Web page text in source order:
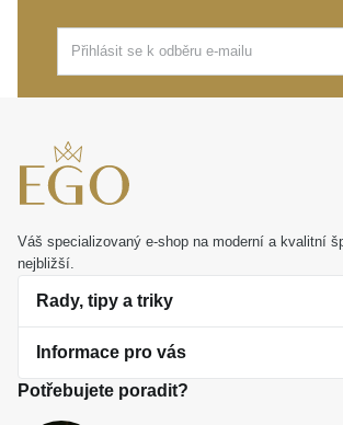
Váš specializovaný e-shop na moderní a kvalitní
nejbližší.
Rady, tipy a triky
O perlách
Jak vybrat perlový šperk
Informace pro vás
Potřebujete poradit?